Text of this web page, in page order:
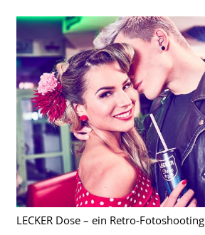
LECKER Dose – ein Retro-Fotoshooting